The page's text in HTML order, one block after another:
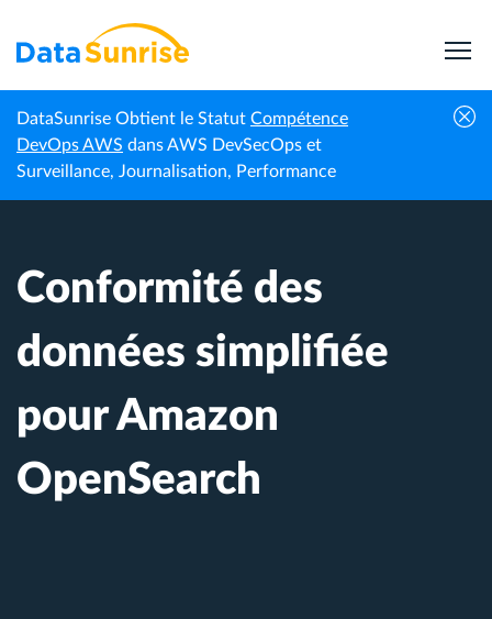
DataSunrise Obtient le Statut Compétence
DevOps AWS dans AWS DevSecOps et
Surveillance, Journalisation, Performance
Accueil
Centre de
connaissances
Conformité des données simplifiée pour
Amazon OpenSearch
Conformité des
données simplifiée
pour Amazon
OpenSearch